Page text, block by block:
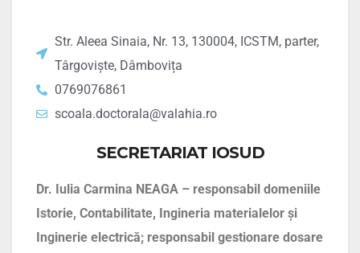
Str. Aleea Sinaia, Nr. 13, 130004, ICSTM, parter,
Târgoviște, Dâmbovița
0769076861
scoala.doctorala@valahia.ro
SECRETARIAT IOSUD
Dr. Iulia Carmina NEAGA – responsabil domeniile
Istorie, Contabilitate, Ingineria materialelor și
Inginerie electrică; responsabil gestionare dosare